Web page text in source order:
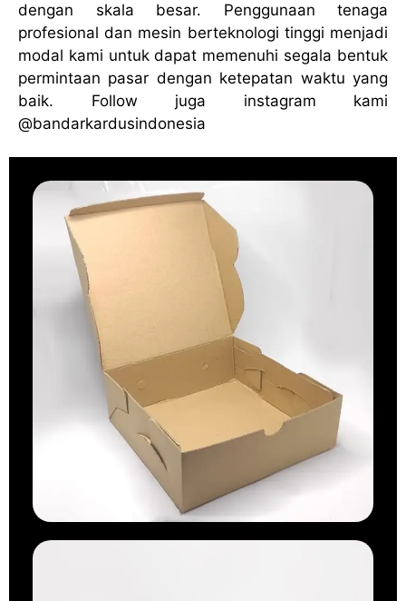
dengan skala besar. Penggunaan tenaga
profesional dan mesin berteknologi tinggi menjadi
modal kami untuk dapat memenuhi segala bentuk
permintaan pasar dengan ketepatan waktu yang
baik. Follow juga instagram kami
@bandarkardusindonesia